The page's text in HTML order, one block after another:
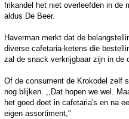
frikandel het niet overleefden in de
aldus De Beer.
Haverman merkt dat de
diverse cafetaria-ketens die
zal de snack verkrijgbaar zijn in de
Of de consument de Krokodel zelf
nog blijken. ,,Dat hopen we wel.
het goed doet in cafetaria's en na
eigen assortiment,"